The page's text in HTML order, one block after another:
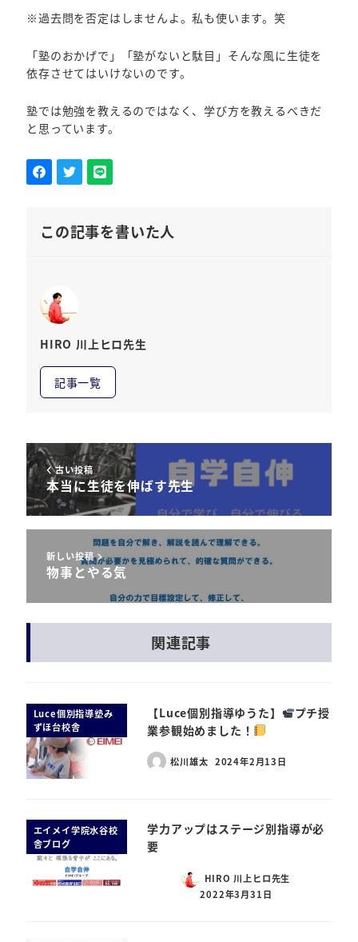
※過去問を否定はしませんよ。私も使います。笑
「塾のおかげで」「塾がないと駄目」そんな風に生徒を
依存させてはいけないのです。
塾では勉強を教えるのではなく、学び方を教えるべきだ
と思っています。
この記事を書いた人
HIRO 川上ヒロ先生
記事一覧
古い投稿
本当に生徒を伸ばす先生
新しい投稿
物事とやる気
関連記事
Luce個別指導塾み
ずほ台校舎
【Luce個別指導ゆうた】
プチ授
業参観始めました！
松川雄太 2024年2月13日
エイメイ学院水谷校
舎ブログ
学力アップはステージ別指導が必
要
HIRO 川上ヒロ先生
2022年3月31日